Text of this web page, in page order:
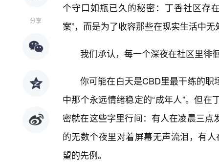
分享
个守口如瓶已久的秘密：丁香社区存
案”，而是为了收容那些在现实生活中无
我们承认，每一个深夜在社区里徘
你可能在白天是CBD里最干练的
中那个永远情绪稳定的“成年人”。但
密就在这些字里行间：有人在凌晨三
的无数个夜里对着屏幕无声流泪，有
望的先例。